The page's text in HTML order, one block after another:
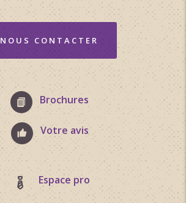
NOUS CONTACTER
Brochures
Votre avis
Espace pro